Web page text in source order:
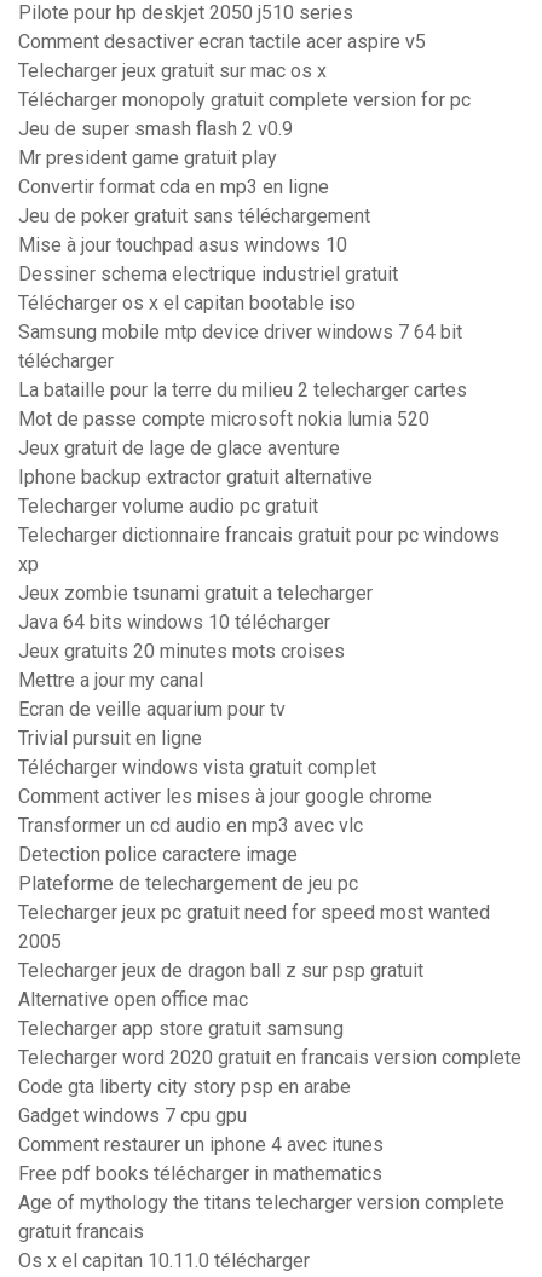
Pilote pour hp deskjet 2050 j510 series
Comment desactiver ecran tactile acer aspire v5
Telecharger jeux gratuit sur mac os x
Télécharger monopoly gratuit complete version for pc
Jeu de super smash flash 2 v0.9
Mr president game gratuit play
Convertir format cda en mp3 en ligne
Jeu de poker gratuit sans téléchargement
Mise à jour touchpad asus windows 10
Dessiner schema electrique industriel gratuit
Télécharger os x el capitan bootable iso
Samsung mobile mtp device driver windows 7 64 bit
télécharger
La bataille pour la terre du milieu 2 telecharger cartes
Mot de passe compte microsoft nokia lumia 520
Jeux gratuit de lage de glace aventure
Iphone backup extractor gratuit alternative
Telecharger volume audio pc gratuit
Telecharger dictionnaire francais gratuit pour pc windows
xp
Jeux zombie tsunami gratuit a telecharger
Java 64 bits windows 10 télécharger
Jeux gratuits 20 minutes mots croises
Mettre a jour my canal
Ecran de veille aquarium pour tv
Trivial pursuit en ligne
Télécharger windows vista gratuit complet
Comment activer les mises à jour google chrome
Transformer un cd audio en mp3 avec vlc
Detection police caractere image
Plateforme de telechargement de jeu pc
Telecharger jeux pc gratuit need for speed most wanted
2005
Telecharger jeux de dragon ball z sur psp gratuit
Alternative open office mac
Telecharger app store gratuit samsung
Telecharger word 2020 gratuit en francais version complete
Code gta liberty city story psp en arabe
Gadget windows 7 cpu gpu
Comment restaurer un iphone 4 avec itunes
Free pdf books télécharger in mathematics
Age of mythology the titans telecharger version complete
gratuit francais
Os x el capitan 10.11.0 télécharger